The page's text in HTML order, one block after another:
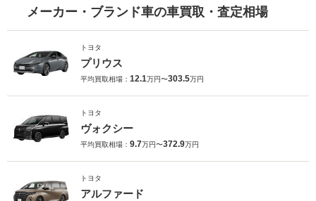
メーカー・ブランド車の車買取・査定相場
トヨタ
プリウス
平均買取相場： 12.1万円〜303.5万円
トヨタ
ヴォクシー
平均買取相場： 9.7万円〜372.9万円
トヨタ
アルファード